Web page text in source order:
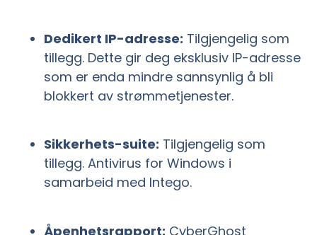
Dedikert IP-adresse: Tilgjengelig som
tillegg. Dette gir deg eksklusiv IP-adresse
som er enda mindre sannsynlig å bli
blokkert av strømmetjenester.
Sikkerhets-suite: Tilgjengelig som
tillegg. Antivirus for Windows i
samarbeid med Intego.
Åpenhetsrapport: CyberGhost